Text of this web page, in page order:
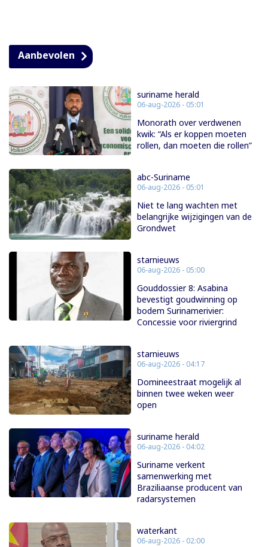
Aanbevolen
suriname herald
06-aug-2026 - 05:01
Monorath over verdwenen
kwik: “Als er koppen moeten
rollen, dan moeten die rollen”
abc-Suriname
06-aug-2026 - 05:01
Niet te lang wachten met
belangrijke wijzigingen van de
Grondwet
starnieuws
06-aug-2026 - 05:00
Gouddossier 8: Asabina
bevestigt goudwinning op
bodem Surinamerivier:
Concessie voor riviergrind
starnieuws
06-aug-2026 - 04:17
Domineestraat mogelijk al
binnen twee weken weer
open
suriname herald
06-aug-2026 - 04:02
Suriname verkent
samenwerking met
Braziliaanse producent van
radarsystemen
waterkant
06-aug-2026 - 02:00